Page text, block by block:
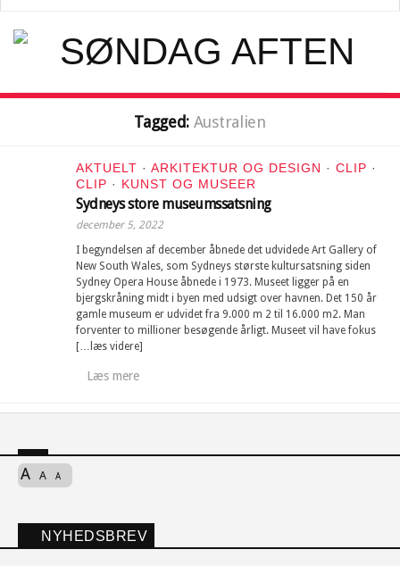
Tagged: Australien
AKTUELT · ARKITEKTUR OG DESIGN · CLIP ·
CLIP · KUNST OG MUSEER
Sydneys store museumssatsning
december 5, 2022
I begyndelsen af december åbnede det udvidede Art Gallery of
New South Wales, som Sydneys største kultursatsning siden
Sydney Opera House åbnede i 1973. Museet ligger på en
bjergskråning midt i byen med udsigt over havnen. Det 150 år
gamle museum er udvidet fra 9.000 m 2 til 16.000 m2. Man
forventer to millioner besøgende årligt. Museet vil have fokus
[…læs videre]
Læs mere
A A A
NYHEDSBREV